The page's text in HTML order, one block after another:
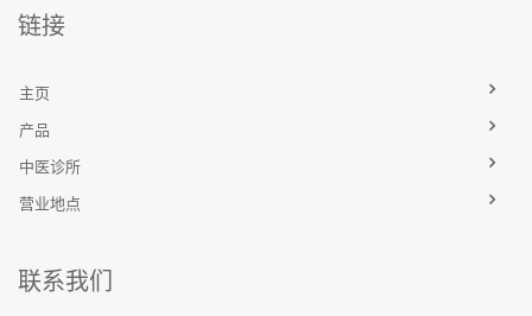
链接
主页
产品
中医诊所
营业地点
联系我们